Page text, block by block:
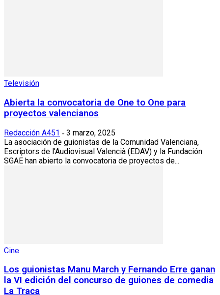
Televisión
Abierta la convocatoria de One to One para
proyectos valencianos
Redacción A451 - 3 marzo, 2025
La asociación de guionistas de la Comunidad Valenciana,
Escriptors de l’Audiovisual Valencià (EDAV) y la Fundación
SGAE han abierto la convocatoria de proyectos de...
Cine
Los guionistas Manu March y Fernando Erre ganan
la VI edición del concurso de guiones de comedia
La Traca